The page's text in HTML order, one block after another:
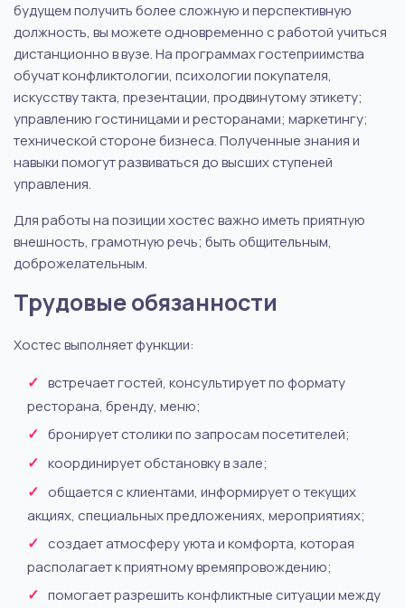
будущем получить более сложную и перспективную
должность, вы можете одновременно с работой учиться
дистанционно в вузе. На программах гостеприимства
обучат конфликтологии, психологии покупателя,
искусству такта, презентации, продвинутому этикету;
управлению гостиницами и ресторанами; маркетингу;
технической стороне бизнеса. Полученные знания и
навыки помогут развиваться до высших ступеней
управления.
Для работы на позиции хостес важно иметь приятную
внешность, грамотную речь; быть общительным,
доброжелательным.
Трудовые обязанности
Хостес выполняет функции:
встречает гостей, консультирует по формату
ресторана, бренду, меню;
бронирует столики по запросам посетителей;
координирует обстановку в зале;
общается с клиентами, информирует о текущих
акциях, специальных предложениях, мероприятиях;
создает атмосферу уюта и комфорта, которая
располагает к приятному времяпровождению;
помогает разрешить конфликтные ситуации между